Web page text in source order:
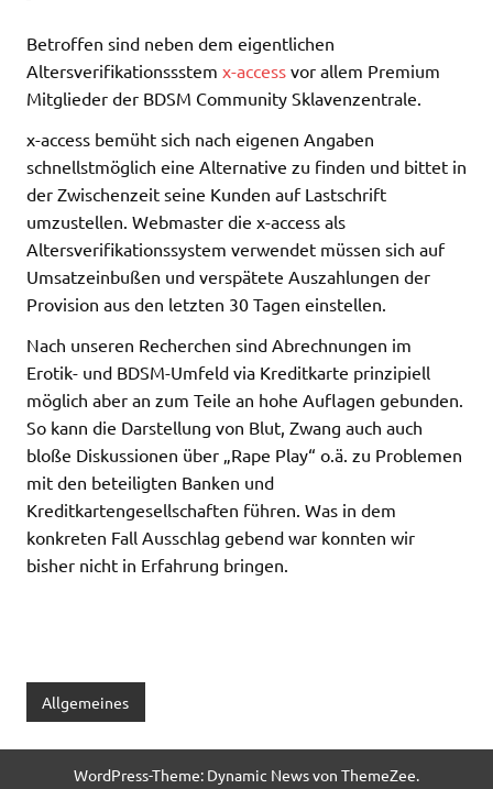
Betroffen sind neben dem eigentlichen
Altersverifikationssstem x-access vor allem Premium
Mitglieder der BDSM Community Sklavenzentrale.
x-access bemüht sich nach eigenen Angaben
schnellstmöglich eine Alternative zu finden und bittet in
der Zwischenzeit seine Kunden auf Lastschrift
umzustellen. Webmaster die x-access als
Altersverifikationssystem verwendet müssen sich auf
Umsatzeinbußen und verspätete Auszahlungen der
Provision aus den letzten 30 Tagen einstellen.
Nach unseren Recherchen sind Abrechnungen im
Erotik- und BDSM-Umfeld via Kreditkarte prinzipiell
möglich aber an zum Teile an hohe Auflagen gebunden.
So kann die Darstellung von Blut, Zwang auch auch
bloße Diskussionen über „Rape Play“ o.ä. zu Problemen
mit den beteiligten Banken und
Kreditkartengesellschaften führen. Was in dem
konkreten Fall Ausschlag gebend war konnten wir
bisher nicht in Erfahrung bringen.
Allgemeines
WordPress-Theme: Dynamic News von ThemeZee.